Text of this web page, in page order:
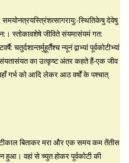
स्थितिकेषु देवेषु
स्तोकावशेषे जीविते संयमासंयमं गत:
चतुर्दशान्तर्मुहूर्तैश्च न्यूनं द्वाभ्यां पूर्वकोटीभ्यां
संयतासंयत का उत्कृष्ट अंतर कहते हैं-एक जीव
गर्भ को आदि लेकर आठ वर्षों के पश्चात्
बिताकर मरा और एक समय कम तेंतीस
हुआ। वहां से च्युत होकर पूर्वकोटी की